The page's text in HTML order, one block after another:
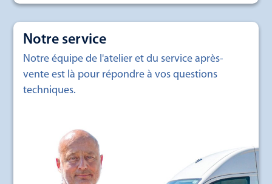
Notre service
Notre équipe de l'atelier et du service après-
vente est là pour répondre à vos questions
techniques.